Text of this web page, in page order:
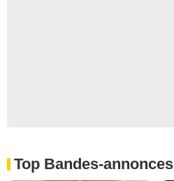
Top Bandes-annonces